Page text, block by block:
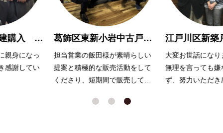
葛飾区東新小岩中古戸建 売却 Ｈ様
素晴らしい
活動をして
江戸川区新築戸建て購入 M様
大変お世話になりました。
無理を言っても嫌な顔一つ見せ
ず、努力いただき感謝しており
岩井さんには、
て相談に乗って
ます。